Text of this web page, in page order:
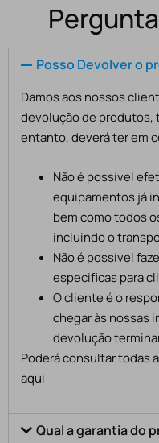
Posso Devolver o
Damos aos nossos
devolução de produtos,
entanto, deverá ter em
Não é possível
equipamentos já
bem como todos
incluindo o
Não é possível
especificas para
O cliente é o
chegar às nossas
devolução
Poderá consultar todas
aqui
Qual a garantia do